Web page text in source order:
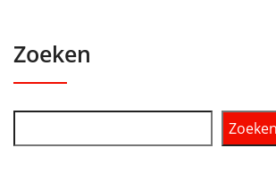
Zoeken
Zoeken